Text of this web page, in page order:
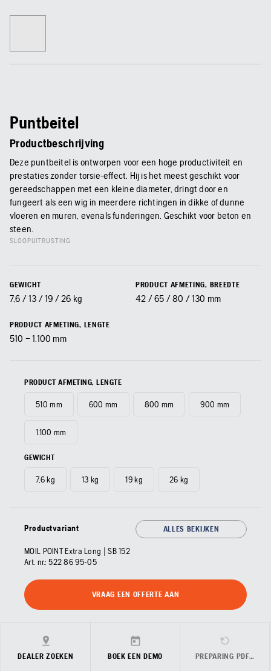
Puntbeitel
Productbeschrijving
Deze puntbeitel is ontworpen voor een hoge productiviteit en
prestaties zonder torsie-effect. Hij is het meest geschikt voor
gereedschappen met een kleine diameter, dringt door en
fungeert als een wig in meerdere richtingen in dikke of dunne
vloeren en muren, evenals funderingen. Geschikt voor beton en
steen.
SLOOPUITRUSTING
GEWICHT
7,6 / 13 / 19 / 26 kg
PRODUCT AFMETING, BREEDTE
42 / 65 / 80 / 130 mm
PRODUCT AFMETING, LENGTE
510 – 1.100 mm
PRODUCT AFMETING, LENGTE
510 mm 600 mm 800 mm 900 mm
1.100 mm
GEWICHT
7,6 kg 13 kg 19 kg 26 kg
Productvariant ALLES BEKIJKEN
MOIL POINT Extra Long | SB 152
Art. nr.: 522 86 95‑05
VRAAG EEN OFFERTE AAN
DEALER ZOEKEN BOEK EEN DEMO PREPARING PDF…